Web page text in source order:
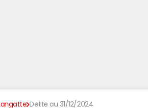
Langatte Dette au 31/12/2024